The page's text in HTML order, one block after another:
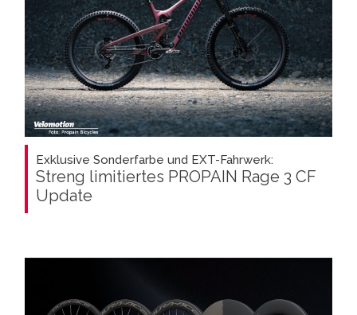
Exklusive Sonderfarbe und EXT-Fahrwerk:
Streng limitiertes PROPAIN Rage 3 CF
Update